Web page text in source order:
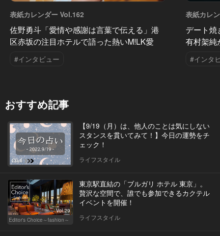
表紙カレンダー Vol.162
佐野勇斗「愛情や感謝は言葉で伝える」港
区赤坂の注目ホテルで語った熱いM!LK愛
#インタビュー
表紙カレ
デート
有村架純
#インタ
おすすめ記事
【9/19（月）は、他人のことは気にしない
スタンスを貫いてみて！】今日の運勢をチ
ェック！
ライフスタイル
Vol.29
Editor's Choice～fashion～
東京駅直結の「ブルガリ ホテル 東京」。
贅沢な空間で、誰でも参加できるカクテル
イベントを開催！
ライフスタイル